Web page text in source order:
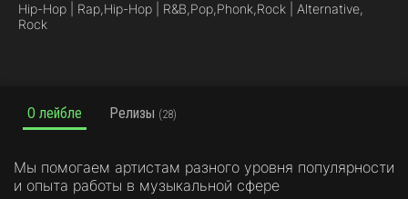
Hip-Hop | Rap,Hip-Hop | R&B,Pop,Phonk,Rock | Alternative,
Rock
О лейбле Релизы (28)
Мы помогаем артистам разного уровня популярности
и опыта работы в музыкальной сфере